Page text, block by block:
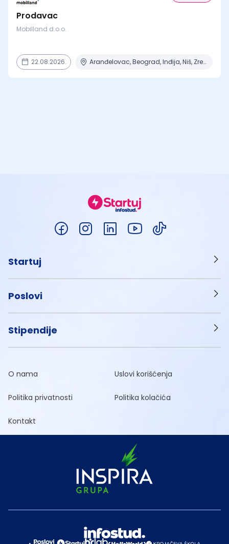
Prodavac
Mobilland d.o.o.
22.08.2026. Aranđelovac, Beograd, Inđija, Niš, Zrenjanin
Startuj
Poslovi
Stipendije
O nama Uslovi korišćenja
Politika privatnosti Politika kolačića
Kontakt